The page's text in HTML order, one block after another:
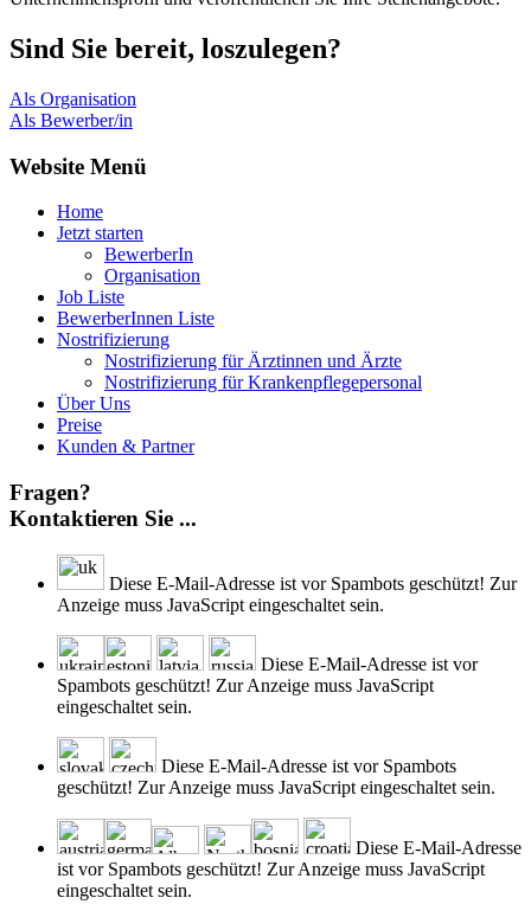
Sind Sie bereit, loszulegen?
Als Organisation
Als Bewerber/in
Website Menü
Home
Jetzt starten
BewerberIn
Organisation
Job Liste
BewerberInnen Liste
Nostrifizierung
Nostrifizierung für Ärztinnen und Ärzte
Nostrifizierung für Krankenpflegepersonal
Über Uns
Preise
Kunden & Partner
Fragen?
Kontaktieren Sie ...
Diese E-Mail-Adresse ist vor Spambots geschützt! Zur
Anzeige muss JavaScript eingeschaltet sein.
Diese E-Mail-Adresse ist vor
Spambots geschützt! Zur Anzeige muss JavaScript
eingeschaltet sein.
Diese E-Mail-Adresse ist vor Spambots
geschützt! Zur Anzeige muss JavaScript eingeschaltet sein.
Diese E-Mail-Adresse
ist vor Spambots geschützt! Zur Anzeige muss JavaScript
eingeschaltet sein.